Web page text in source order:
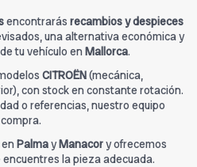
encontrarás recambios y despieces
una alternativa económica y
tu vehículo en Mallorca.
CITROËN(mecánica,
con stock en constante rotación.
o referencias, nuestro equipo
PalmayManacory ofrecemos
la pieza adecuada.